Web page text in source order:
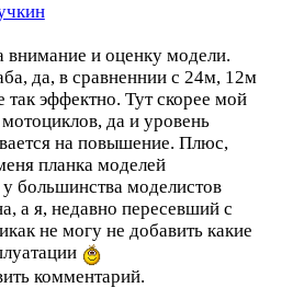
внимание и оценку модели.
да, в сравненнии с 24м, 12м
так эффектно. Тут скорее мой
да и уровень
на повышение. Плюс,
планка моделей
большинства моделистов
а я, недавно пересевший с
не могу не добавить какие
комментарий.